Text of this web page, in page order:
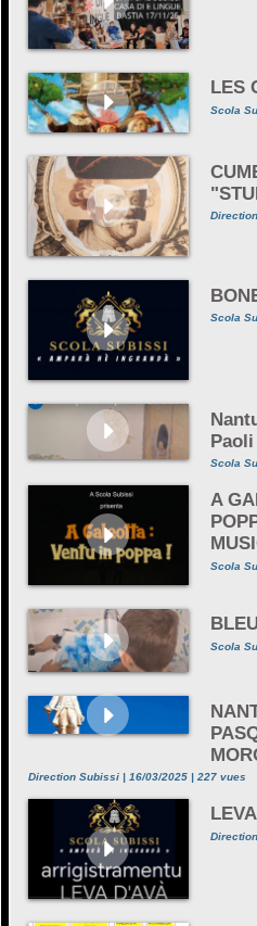
LES
Scola
Scola
Paoli
Scola
A
Scola
Scola
Direction Subissi | 16/03/2025 | 227 vues